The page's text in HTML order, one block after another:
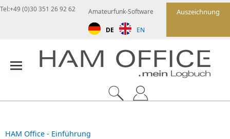
Auszeichnung
Amateurfunk-Software
DE EN
Tel:+49 (0)30 351 26 92 62
HAM Office - Einführung